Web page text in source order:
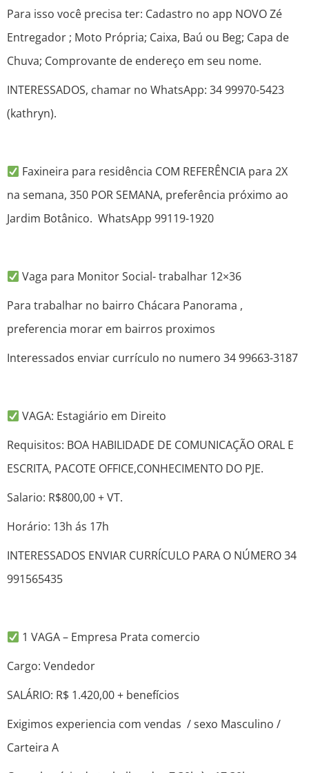
Para isso você precisa ter: Cadastro no app NOVO Zé
Entregador ; Moto Própria; Caixa, Baú ou Beg; Capa de
Chuva; Comprovante de endereço em seu nome.
INTERESSADOS, chamar no WhatsApp: 34 99970-5423
(kathryn).
Faxineira para residência COM REFERÊNCIA para 2X
na semana, 350 POR SEMANA, preferência próximo ao
Jardim Botânico. WhatsApp 99119-1920
Vaga para Monitor Social- trabalhar 12×36
Para trabalhar no bairro Chácara Panorama ,
preferencia morar em bairros proximos
Interessados enviar currículo no numero 34 99663-3187
VAGA: Estagiário em Direito
Requisitos: BOA HABILIDADE DE COMUNICAÇÃO ORAL E
ESCRITA, PACOTE OFFICE,CONHECIMENTO DO PJE.
Salario: R$800,00 + VT.
Horário: 13h ás 17h
INTERESSADOS ENVIAR CURRÍCULO PARA O NÚMERO 34
991565435
1 VAGA – Empresa Prata comercio
Cargo: Vendedor
SALÁRIO: R$ 1.420,00 + benefícios
Exigimos experiencia com vendas / sexo Masculino /
Carteira A